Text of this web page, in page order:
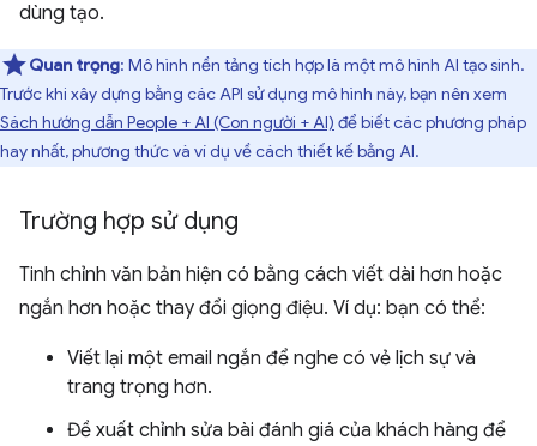
dùng tạo.
Quan trọng: Mô hình nền tảng tích hợp là một mô hình AI tạo sinh.
Trước khi xây dựng bằng các API sử dụng mô hình này, bạn nên xem
Sách hướng dẫn People + AI (Con người + AI) để biết các phương pháp
hay nhất, phương thức và ví dụ về cách thiết kế bằng AI.
Trường hợp sử dụng
Tinh chỉnh văn bản hiện có bằng cách viết dài hơn hoặc
ngắn hơn hoặc thay đổi giọng điệu. Ví dụ: bạn có thể:
Viết lại một email ngắn để nghe có vẻ lịch sự và
trang trọng hơn.
Đề xuất chỉnh sửa bài đánh giá của khách hàng để